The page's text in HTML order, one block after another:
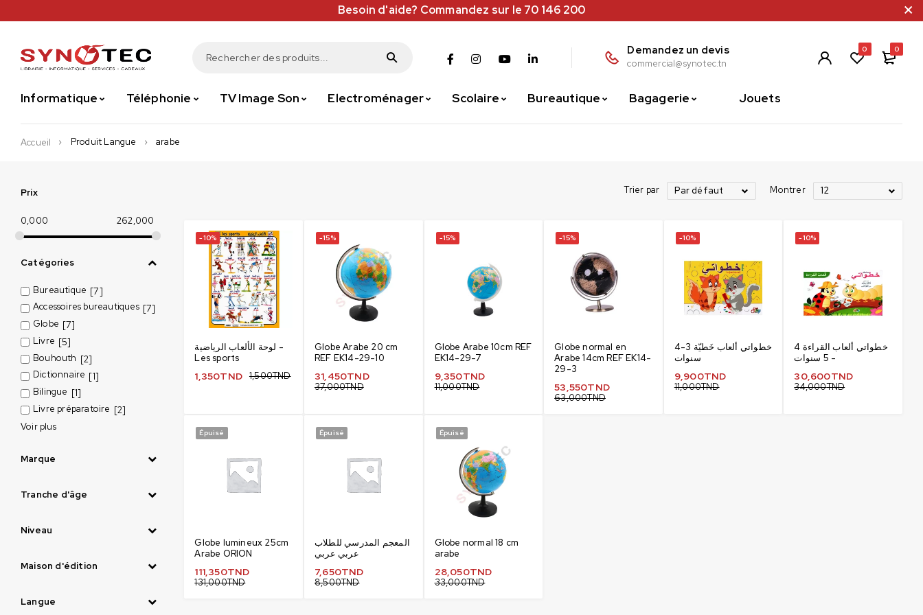
Besoin d'aide? Commandez sur le 70 146 200
Demandez un devis
commercial@synotec.tn
0 0
Informatique Téléphonie TV Image Son Electroménager Scolaire Bureautique Bagagerie Jouets
Accueil Produit Langue arabe
Prix
0,000 262,000
Catégories
Bureautique [7]
Accessoires bureautiques [7]
Globe [7]
Livre [5]
Bouhouth [2]
Dictionnaire [1]
Bilingue [1]
Livre préparatoire [2]
Voir plus
Marque
Tranche d'âge
Niveau
Maison d'édition
Langue
Trier par Par défaut Montrer 12
-10%
لوحة الألعاب الرياضية -
Les sports
1,500TND
1,350TND
-15%
Globe Arabe 20 cm
REF EK14-29-10
37,000TND
31,450TND
-15%
Globe Arabe 10cm REF
EK14-29-7
11,000TND
9,350TND
-15%
Globe normal en
Arabe 14cm REF EK14-
29-3
63,000TND
53,550TND
-10%
خطواتي ألعاب خَطيّة 3-4
سنوات
11,000TND
9,900TND
-10%
خطواتي ألعاب القراءة 4
- 5 سنوات
34,000TND
30,600TND
Épuisé
Globe lumineux 25cm
Arabe ORION
131,000TND
111,350TND
Épuisé
المعجم المدرسي للطلاب
عربي عربي
8,500TND
7,650TND
Épuisé
Globe normal 18 cm
arabe
33,000TND
28,050TND